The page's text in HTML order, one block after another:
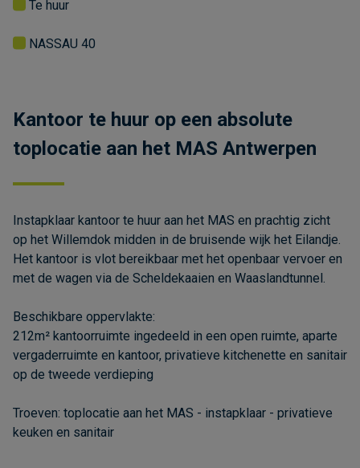
Te huur
NASSAU 40
Kantoor te huur op een absolute
toplocatie aan het MAS Antwerpen
Instapklaar kantoor te huur aan het MAS en prachtig zicht
op het Willemdok midden in de bruisende wijk het Eilandje.
Het kantoor is vlot bereikbaar met het openbaar vervoer en
met de wagen via de Scheldekaaien en Waaslandtunnel.
Beschikbare oppervlakte:
212m² kantoorruimte ingedeeld in een open ruimte, aparte
vergaderruimte en kantoor, privatieve kitchenette en sanitair
op de tweede verdieping
Troeven: toplocatie aan het MAS - instapklaar - privatieve
keuken en sanitair